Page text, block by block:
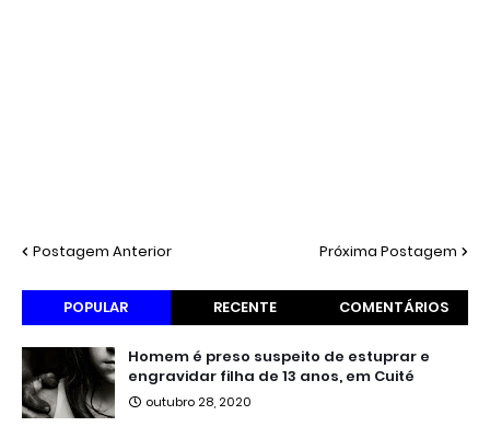
Postagem Anterior Próxima Postagem
POPULAR RECENTE COMENTÁRIOS
Homem é preso suspeito de estuprar e
engravidar filha de 13 anos, em Cuité
outubro 28, 2020